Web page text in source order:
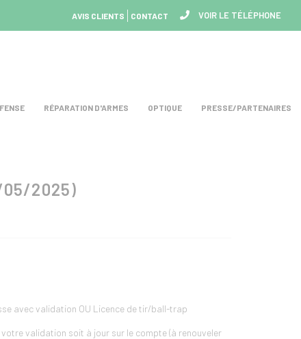
VOIR LE TÉLÉPHONE
AVIS CLIENTS CONTACT
RÉPARATION D'ARMES OPTIQUE PRESSE/PARTENAIRES
05/2025)
avec validation OU Licence de tir/ball-trap
validation soit à jour sur le compte (à renouveler